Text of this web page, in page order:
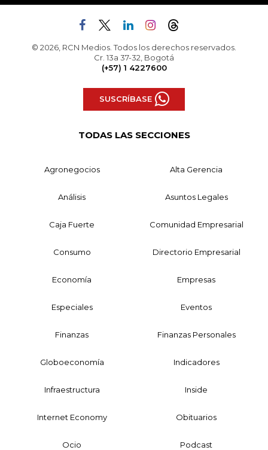
© 2026, RCN Medios. Todos los derechos reservados.
Cr. 13a 37-32, Bogotá
(+57) 1 4227600
SUSCRÍBASE
TODAS LAS SECCIONES
Agronegocios Alta Gerencia
Análisis Asuntos Legales
Caja Fuerte Comunidad Empresarial
Consumo Directorio Empresarial
Economía Empresas
Especiales Eventos
Finanzas Finanzas Personales
Globoeconomía Indicadores
Infraestructura Inside
Internet Economy Obituarios
Ocio Podcast